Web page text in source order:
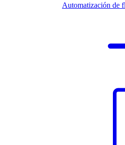
Automatización de